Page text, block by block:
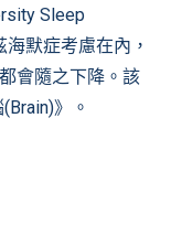
Sleep
默症考慮在內，
會隨之下降。該
》 。